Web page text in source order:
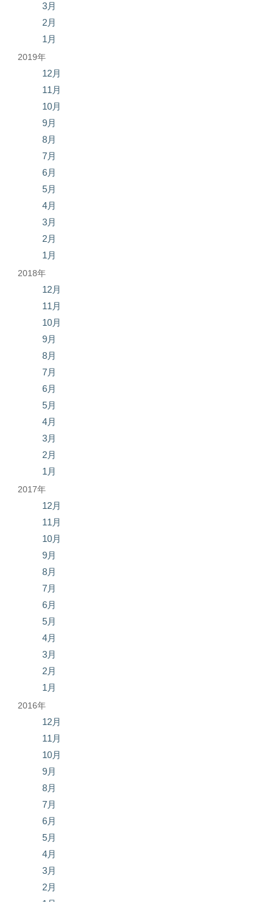
3月
2月
1月
2019年
12月
11月
10月
9月
8月
7月
6月
5月
4月
3月
2月
1月
2018年
12月
11月
10月
9月
8月
7月
6月
5月
4月
3月
2月
1月
2017年
12月
11月
10月
9月
8月
7月
6月
5月
4月
3月
2月
1月
2016年
12月
11月
10月
9月
8月
7月
6月
5月
4月
3月
2月